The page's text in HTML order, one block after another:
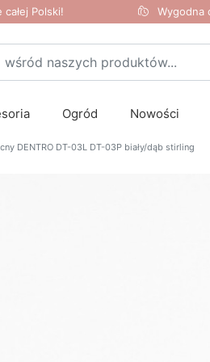
Polski! Wygodna
Ogród Nowości
DENTRO DT-03L DT-03P biały/dąb stirling